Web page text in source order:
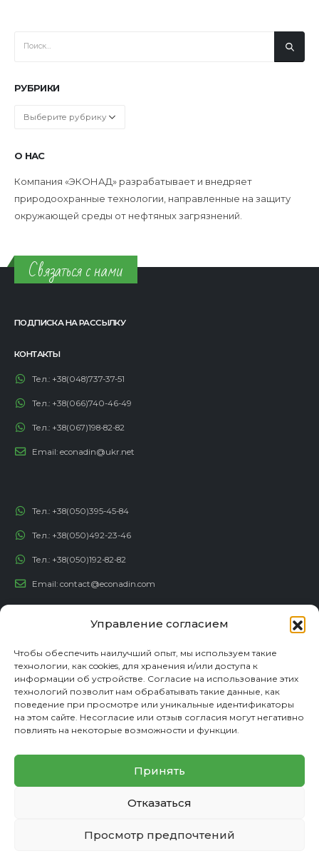
Управление согласием
Чтобы обеспечить наилучший опыт, мы используем такие
технологии, как cookies, для хранения и/или доступа к
информации об устройстве. Согласие на использование этих
технологий позволит нам обрабатывать такие данные, как
поведение при просмотре или уникальные идентификаторы
на этом сайте. Несогласие или отзыв согласия могут негативно
повлиять на некоторые возможности и функции.
Принять
Отказаться
Просмотр предпочтений
РУБРИКИ
Рубрики
О НАС
Компания «ЭКОНАД» разрабатывает и внедряет
природоохранные технологии, направленные на защиту
окружающей среды от нефтяных загрязнений.
Связаться с нами
ПОДПИСКА НА РАССЫЛКУ
КОНТАКТЫ
Тел.: +38(048)737-37-51
Тел.: +38(066)740-46-49
Тел.: +38(067)198-82-82
Email: econadin@ukr.net
Тел.: +38(050)395-45-84
Тел.: +38(050)492-23-46
Тел.: +38(050)192-82-82
Email: contact@econadin.com
© copyright 2026. Все права защищены
Политика конфиденциальности